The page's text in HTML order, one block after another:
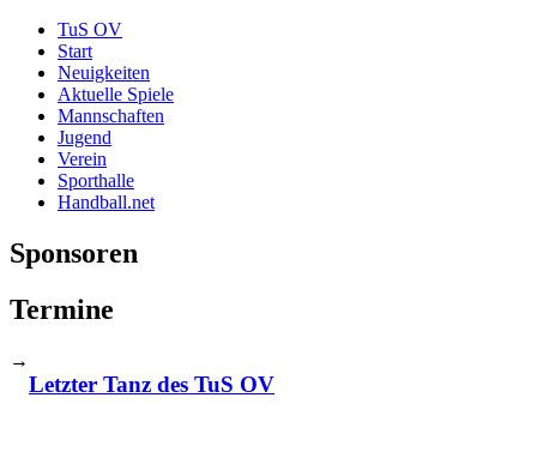
TuS OV
Start
Neuigkeiten
Aktuelle Spiele
Mannschaften
Jugend
Verein
Sporthalle
Handball.net
Sponsoren
Termine
→
Letzter Tanz des TuS OV